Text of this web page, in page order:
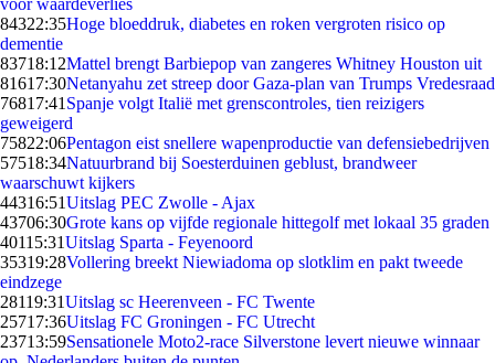
voor waardeverlies
84322:35Hoge bloeddruk, diabetes en roken vergroten risico op
dementie
83718:12Mattel brengt Barbiepop van zangeres Whitney Houston uit
81617:30Netanyahu zet streep door Gaza-plan van Trumps Vredesraad
76817:41 Spanje volgt Italië met grenscontroles, tien reizigers
geweigerd
75822:06Pentagon eist snellere wapenproductie van defensiebedrijven
57518:34Natuurbrand bij Soesterduinen geblust, brandweer
waarschuwt kijkers
44316:51Uitslag PEC Zwolle - Ajax
43706:30Grote kans op vijfde regionale hittegolf met lokaal 35 graden
40115:31Uitslag Sparta - Feyenoord
35319:28Vollering breekt Niewiadoma op slotklim en pakt tweede
eindzege
28119:31Uitslag sc Heerenveen - FC Twente
25717:36Uitslag FC Groningen - FC Utrecht
23713:59Sensationele Moto2-race Silverstone levert nieuwe winnaar